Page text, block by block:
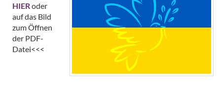
HIERoder
auf das Bild
zum Öffnen
der PDF-
Datei<<<